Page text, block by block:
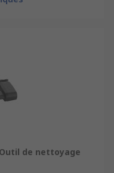
de nettoyage